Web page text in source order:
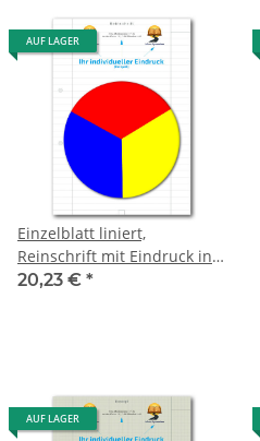
AUF LAGER
Einzelblatt liniert,
Reinschrift mit Eindruck in
Farbe, 1 Pack zu 100 Blatt
20,23 € *
AUF LAGER